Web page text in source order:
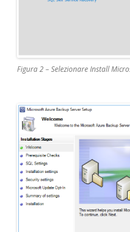
Figura 2 – Selezionare Install